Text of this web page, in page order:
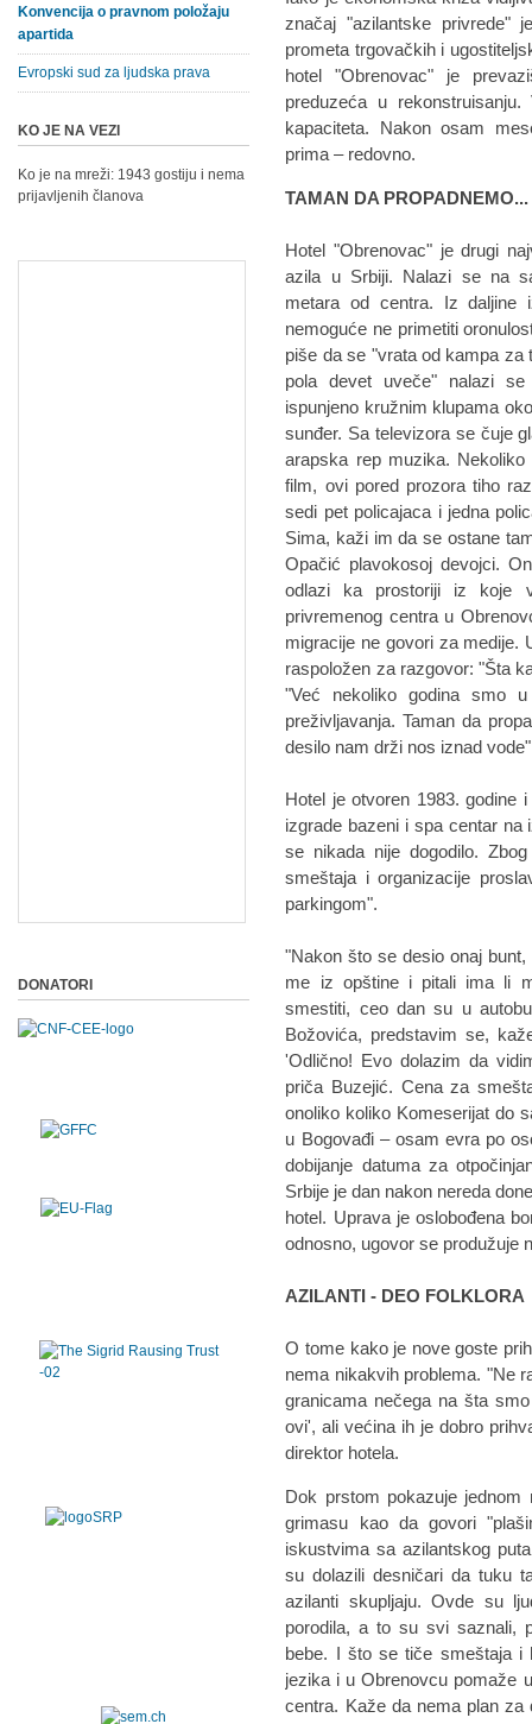
značaj "azilantske privrede"
prometa trgovačkih i
hotel "Obrenovac" je
preduzeća u
kapaciteta. Nakon osam
prima – redovno.
TAMAN DA PROPADNEMO...
Hotel "Obrenovac" je drugi
azila u Srbiji. Nalazi se na
metara od centra. Iz daljine
nemoguće ne primetiti
piše da se "vrata od kampa za
pola devet uveče" nalazi
ispunjeno kružnim klupama
sunđer. Sa televizora se čuje
arapska rep muzika.
film, ovi pored prozora tiho
sedi pet policajaca i jedna
Sima, kaži im da se ostane
Opačić plavokosoj devojci.
odlazi ka prostoriji iz koje
privremenog centra u
migracije ne govori za medije.
raspoložen za razgovor: "Šta
"Već nekoliko godina smo
preživljavanja. Taman da
desilo nam drži nos iznad
Hotel je otvoren 1983. godine
izgrade bazeni i spa centar na
se nikada nije dogodilo.
smeštaja i organizacije
parkingom".
"Nakon što se desio onaj
me iz opštine i pitali ima li
smestiti, ceo dan su u
Božovića, predstavim se,
'Odlično! Evo dolazim da
priča Buzejić. Cena za
onoliko koliko Komeserijat do
u Bogovađi – osam evra po
dobijanje datuma za
Srbije je dan nakon nereda
hotel. Uprava je oslobođena
odnosno, ugovor se produžuje
AZILANTI - DEO FOLKLORA
O tome kako je nove goste
nema nikakvih problema. "Ne
granicama nečega na šta
ovi', ali većina ih je dobro
direktor hotela.
Dok prstom pokazuje
grimasu kao da govori
iskustvima sa azilantskog
su dolazili desničari da tuku
azilanti skupljaju. Ovde su
porodila, a to su svi saznali,
bebe. I što se tiče smeštaja i
jezika i u Obrenovcu pomaže
centra. Kaže da nema plan za
Konvencija o pravnom položaju
apartida
Evropski sud za ljudska prava
KO JE NA VEZI
Ko je na mreži: 1943 gostiju i nema
prijavljenih članova
DONATORI